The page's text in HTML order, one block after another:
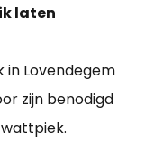
laten
Lovendegem
zijn benodigd